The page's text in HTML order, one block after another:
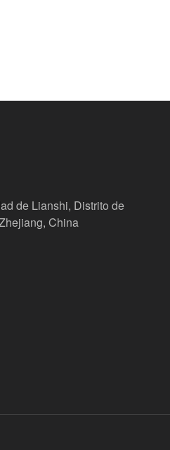
de Lianshi, Distrito de
China